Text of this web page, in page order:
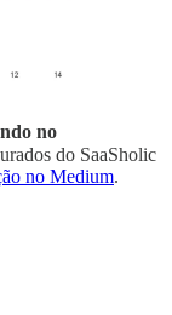
no
do SaaSholic
no Medium.